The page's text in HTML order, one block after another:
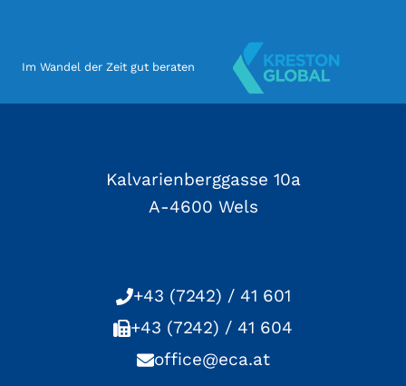
Im Wandel der Zeit gut beraten
Kalvarienberggasse 10a
A-4600 Wels
+43 (7242) / 41 601
+43 (7242) / 41 604
office@eca.at